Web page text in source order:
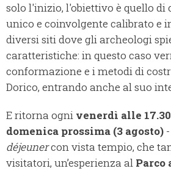
solo l'inizio, l'obiettivo è quello di
unico e coinvolgente calibrato e
diversi siti dove gli archeologi
caratteristiche: in questo caso
conformazione e i metodi di
Dorico, entrando anche al suo
E ritorna ogni venerdì alle 17.30
domenica prossima (3 agosto)
déjeunercon vista tempio, che
visitatori, un’esperienza al Parco